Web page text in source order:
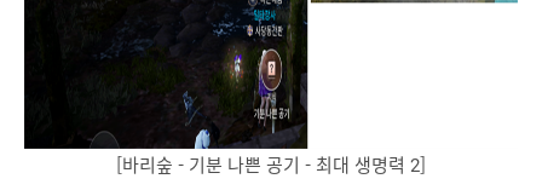
[바리숲 - 기분 나쁜 공기 - 최대 생명력 2]